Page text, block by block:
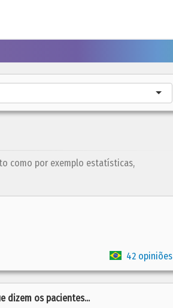
como por exemplo estatísticas,
42 opiniões
dizem os pacientes...